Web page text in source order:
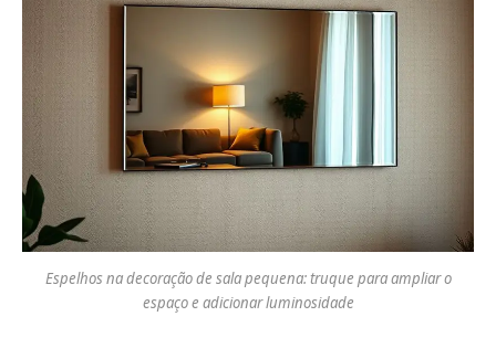
Espelhos na decoração de sala pequena: truque para ampliar o
espaço e adicionar luminosidade